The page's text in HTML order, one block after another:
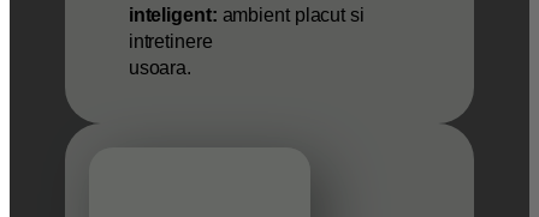
inteligent: ambient placut si
intretinere
usoara.